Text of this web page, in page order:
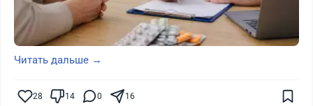
Читать дальше →
28 14 0 16